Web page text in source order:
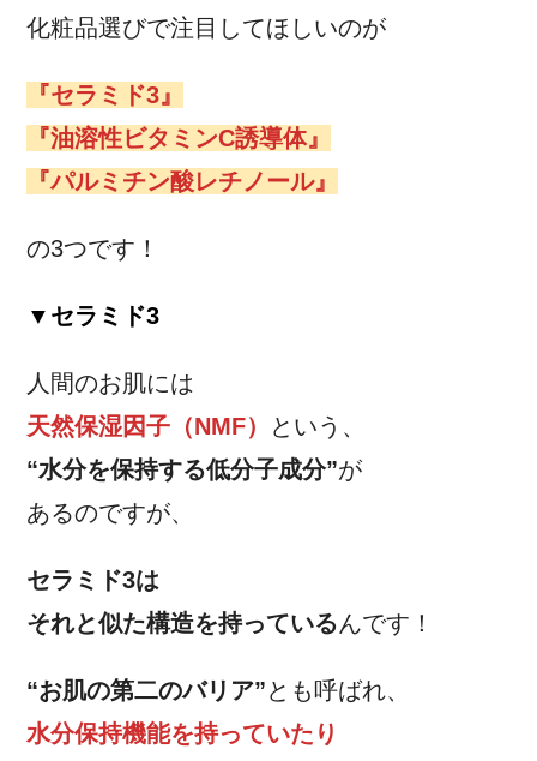
化粧品選びで注目してほしいのが
『セラミド3』
『油溶性ビタミンC誘導体』
『パルミチン酸レチノール』
の3つです！
▼セラミド3
人間のお肌には
天然保湿因子（NMF）
という、
“水分を保持する低分子成分”が
あるのですが、
セラミド3は
それと似た構造を持っているんです！
“お肌の第二のバリア”とも呼ばれ、
水分保持機能を持っていたり